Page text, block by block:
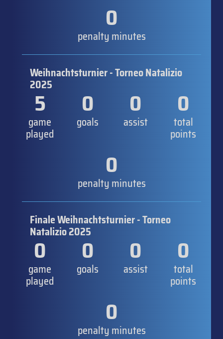
0
penalty minutes
Weihnachtsturnier - Torneo Natalizio
2025
5
game
played
0
goals
0
assist
0
total
points
0
penalty minutes
Finale Weihnachtsturnier - Torneo
Natalizio 2025
0
game
played
0
goals
0
assist
0
total
points
0
penalty minutes